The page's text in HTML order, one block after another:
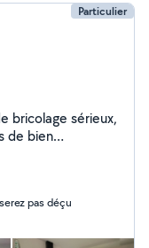
Particulier
bricolage sérieux,
de bien
les délais, les
pour que
pas à me
pas déçu